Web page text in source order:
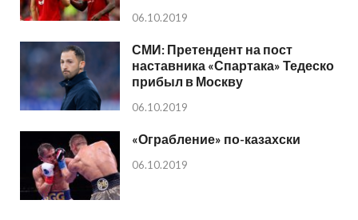
06.10.2019
СМИ: Претендент на пост
наставника «Спартака» Тедеско
прибыл в Москву
06.10.2019
«Ограбление» по-казахски
06.10.2019